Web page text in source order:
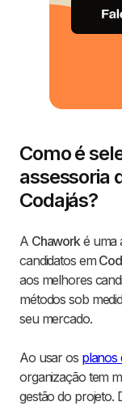
Como é
assessoria
Codajás?
A Chaworké uma
candidatos em
aos melhores
métodos sob
seu mercado.
Ao usar os planos
organização tem
gestão do projeto.